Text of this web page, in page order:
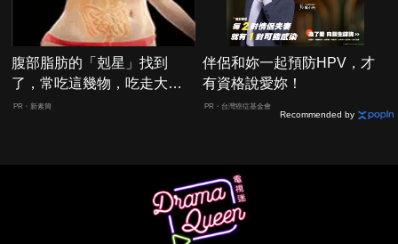
腹部脂肪的「剋星」找到
了，常吃這幾物，吃走大肚
囊，瘦出小蠻腰
PR・新素簡
伴侶和妳一起預防HPV，才
有資格說愛妳！
PR・台灣癌症基金會
Recommended by